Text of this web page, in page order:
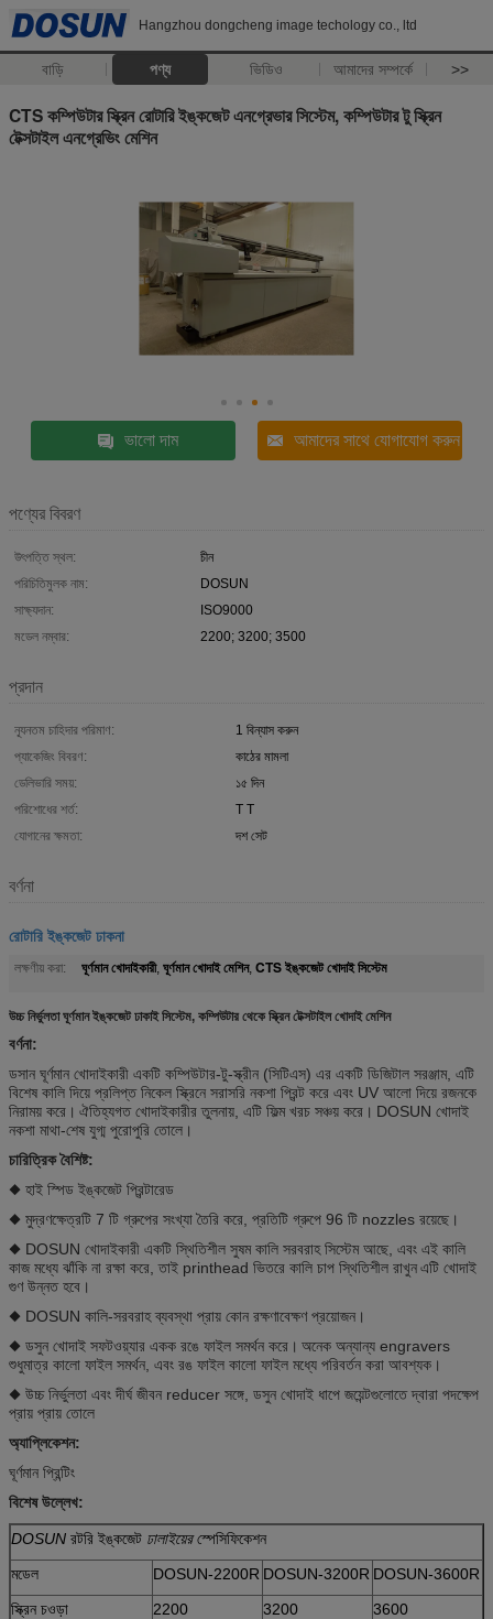
Hangzhou dongcheng image techology co., ltd
বাড়ি পণ্য ভিডিও আমাদের সম্পর্কে >>
CTS কম্পিউটার স্ক্রিন রোটারি ইঙ্কজেট এনগ্রেভার সিস্টেম, কম্পিউটার টু স্ক্রিন
টেক্সটাইল এনগ্রেভিং মেশিন
ভালো দাম আমাদের সাথে যোগাযোগ করুন
পণ্যের বিবরণ
উৎপত্তি স্থল:
চীন
পরিচিতিমুলক নাম:
DOSUN
সাক্ষ্যদান:
ISO9000
মডেল নম্বার:
2200; 3200; 3500
প্রদান
ন্যূনতম চাহিদার পরিমাণ:
1 বিন্যাস করুন
প্যাকেজিং বিবরণ:
কাঠের মামলা
ডেলিভারি সময়:
১৫ দিন
পরিশোধের শর্ত:
T T
যোগানের ক্ষমতা:
দশ সেট
বর্ণনা
রোটারি ইঙ্কজেট ঢাকনা
লক্ষণীয় করা: ঘূর্ণমান খোদাইকারী, ঘূর্ণমান খোদাই মেশিন, CTS ইঙ্কজেট খোদাই সিস্টেম
উচ্চ নির্ভুলতা ঘূর্ণমান ইঙ্কজেট ঢাকাই সিস্টেম, কম্পিউটার থেকে স্ক্রিন টেক্সটাইল খোদাই মেশিন
বর্ণনা:
ডসান ঘূর্ণমান খোদাইকারী একটি কম্পিউটার-টু-স্ক্রীন (সিটিএস) এর একটি ডিজিটাল সরঞ্জাম, এটি
বিশেষ কালি দিয়ে প্রলিপ্ত নিকেল স্ক্রিনে সরাসরি নকশা প্রিন্ট করে এবং UV আলো দিয়ে রজনকে
নিরাময় করে। ঐতিহ্যগত খোদাইকারীর তুলনায়, এটি ফিল্ম খরচ সঞ্চয় করে। DOSUN খোদাই
নকশা মাথা-শেষ যুগ্ম পুরোপুরি তোলে।
চারিত্রিক বৈশিষ্ট:
◆ হাই স্পিড ইঙ্কজেট প্রিন্টারেড
◆ মুদ্রণক্ষেত্রটি 7 টি গ্রুপের সংখ্যা তৈরি করে, প্রতিটি গ্রুপে 96 টি nozzles রয়েছে।
◆ DOSUN খোদাইকারী একটি স্থিতিশীল সুষম কালি সরবরাহ সিস্টেম আছে, এবং এই কালি
কাজ মধ্যে ঝাঁকি না রক্ষা করে, তাই printhead ভিতরে কালি চাপ স্থিতিশীল রাখুনএটি খোদাই
গুণ উন্নত হবে।
◆ DOSUN কালি-সরবরাহ ব্যবস্থা প্রায় কোন রক্ষণাবেক্ষণ প্রয়োজন।
◆ ডসুন খোদাই সফটওয়্যার একক রঙে ফাইল সমর্থন করে। অনেক অন্যান্য engravers
শুধুমাত্র কালো ফাইল সমর্থন, এবং রঙ ফাইল কালো ফাইল মধ্যে পরিবর্তন করা আবশ্যক।
◆ উচ্চ নির্ভুলতা এবং দীর্ঘ জীবন reducer সঙ্গে, ডসুন খোদাই ধাপে জয়েন্টগুলোতে দ্বারা পদক্ষেপ
প্রায় প্রায় তোলে
অ্যাপ্লিকেশন:
ঘূর্ণমান প্রিন্টিং
বিশেষ উল্লেখ:
DOSUN রটরি ইঙ্কজেট ঢালাইয়েরস্পেসিফিকেশন
মডেল
DOSUN-2200R DOSUN-3200R DOSUN-3600R
স্ক্রিন চওড়া
2200 3200
3600